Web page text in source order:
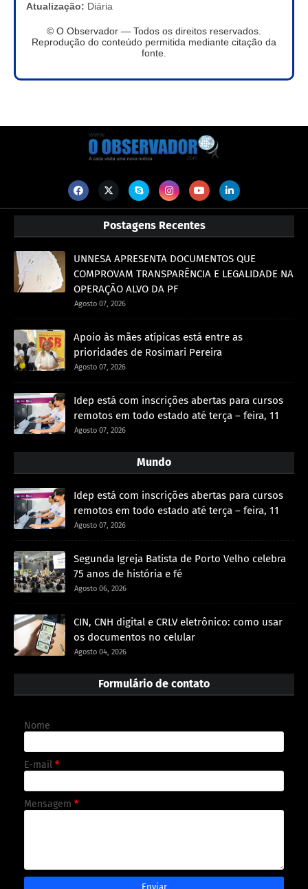
Atualização: Diária
© O Observador — Todos os direitos reservados.
Reprodução do conteúdo permitida mediante citação da
fonte.
Postagens Recentes
UNNESA APRESENTA DOCUMENTOS QUE
COMPROVAM TRANSPARÊNCIA E LEGALIDADE NA
OPERAÇÃO ALVO DA PF
Agosto 07, 2026
Apoio às mães atípicas está entre as
prioridades de Rosimari Pereira
Agosto 07, 2026
Idep está com inscrições abertas para cursos
remotos em todo estado até terça – feira, 11
Agosto 07, 2026
Mundo
Idep está com inscrições abertas para cursos
remotos em todo estado até terça – feira, 11
Agosto 07, 2026
Segunda Igreja Batista de Porto Velho celebra
75 anos de história e fé
Agosto 06, 2026
CIN, CNH digital e CRLV eletrônico: como usar
os documentos no celular
Agosto 04, 2026
Formulário de contato
Nome
E-mail *
Mensagem *